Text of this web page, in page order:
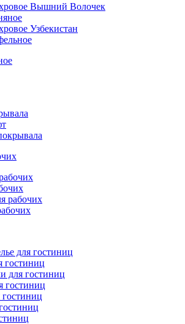
Вышний Волочек
Узбекистан
рабочих
для гостиниц
гостиниц
для гостиниц
гостиниц